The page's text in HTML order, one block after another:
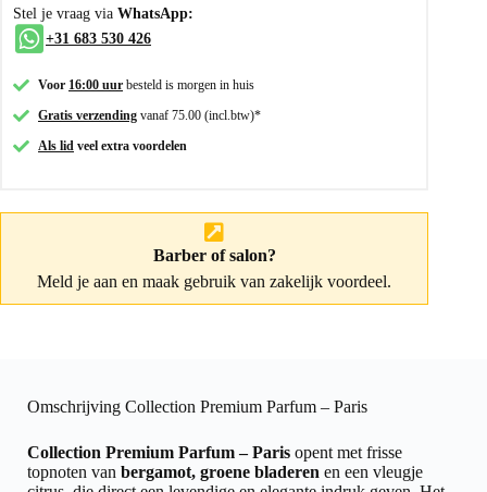
Stel je vraag via WhatsApp:
+31 683 530 426
Voor 16:00 uur besteld is morgen in huis
Gratis verzending vanaf 75.00 (incl.btw)*
Als lid veel extra voordelen
Barber of salon?
Meld je aan en maak gebruik van zakelijk voordeel.
Omschrijving Collection Premium Parfum – Paris
Collection Premium Parfum – Paris opent met frisse
topnoten van bergamot, groene bladeren en een vleugje